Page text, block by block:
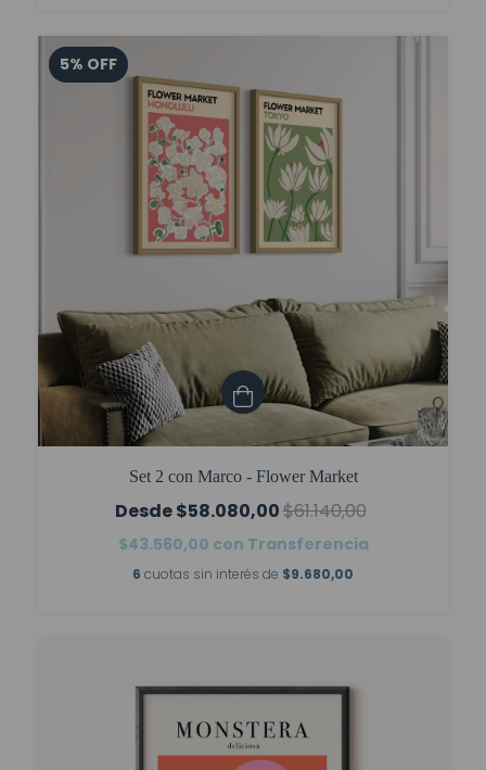
5% OFF
Set 2 con Marco - Flower Market
$58.080,00$61.140,00
$43.560,00 con Transferencia
6 cuotas sin interés de $9.680,00